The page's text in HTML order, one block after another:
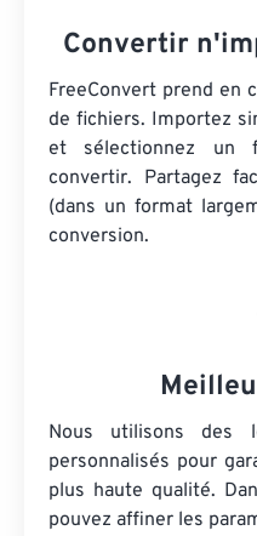
Convertir
FreeConvert prend en
de fichiers. Importez
et sélectionnez un
convertir. Partagez
(dans un format
conversion.
Nous utilisons des
personnalisés pour
plus haute qualité.
pouvez affiner les